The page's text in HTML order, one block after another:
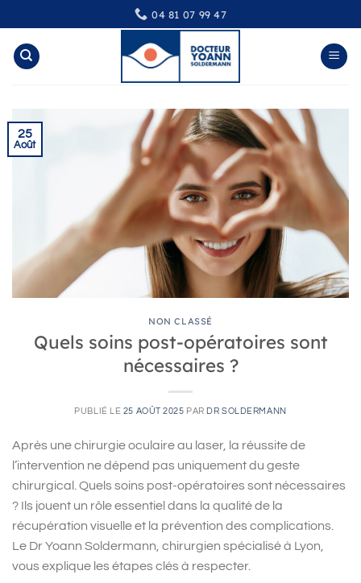
au
contenu
04 81 07 99 47
25
Août
NON CLASSÉ
Quels soins post-opératoires sont
nécessaires ?
PUBLIÉ LE 25 AOÛT 2025 PAR DR SOLDERMANN
Après une chirurgie oculaire au laser, la réussite de
l’intervention ne dépend pas uniquement du geste
chirurgical. Quels soins post-opératoires sont nécessaires
? Ils jouent un rôle essentiel dans la qualité de la
récupération visuelle et la prévention des complications.
Le Dr Yoann Soldermann, chirurgien spécialisé à Lyon,
vous explique les étapes clés à respecter.